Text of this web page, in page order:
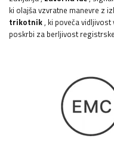
ki olajša vzvratne manevre z
trikotnik, ki poveča vidljivost
poskrbi za berljivost